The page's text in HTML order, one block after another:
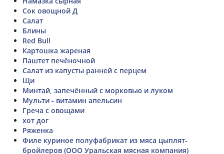
Сок овощной Д
Салат
Блины
Red Bull
Картошка жареная
Паштет печёночной
Салат из капусты ранней с перцем
Щи
Минтай, запечённый с морковью и луком
Мульти - витамин апельсин
Греча с овощами
хот дог
Ряженка
Филе куриное полуфабрикат из мяса цыплят-
бройлеров (ООО Уральская мясная компания)